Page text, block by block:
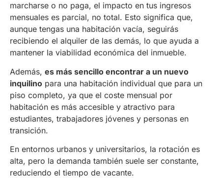
marcharse o no paga, el impacto en tus ingresos
mensuales es parcial, no total. Esto significa que,
aunque tengas una habitación vacía, seguirás
recibiendo el alquiler de las demás, lo que ayuda a
mantener la viabilidad económica del inmueble.
Además, es más sencillo encontrar a un nuevo
inquilino para una habitación individual que para un
piso completo, ya que el coste mensual por
habitación es más accesible y atractivo para
estudiantes, trabajadores jóvenes y personas en
transición.
En entornos urbanos y universitarios, la rotación es
alta, pero la demanda también suele ser constante,
reduciendo el tiempo de vacante.